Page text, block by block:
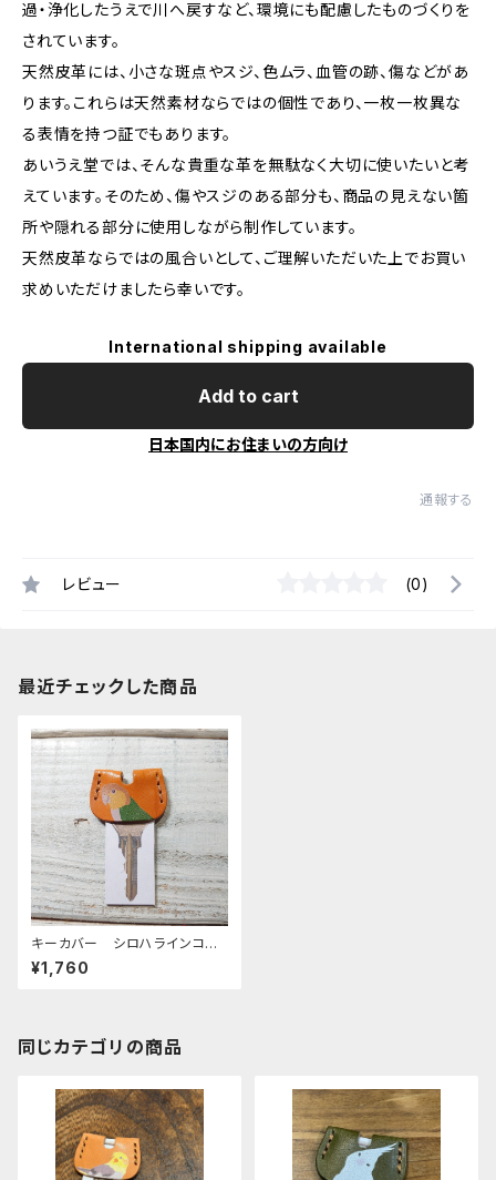
過・浄化したうえで川へ戻すなど、環境にも配慮したものづくりを
されています。
天然皮革には、小さな斑点やスジ、色ムラ、血管の跡、傷などがあ
ります。これらは天然素材ならではの個性であり、一枚一枚異な
る表情を持つ証でもあります。
あいうえ堂では、そんな貴重な革を無駄なく大切に使いたいと考
えています。そのため、傷やスジのある部分も、商品の見えない箇
所や隠れる部分に使用しながら制作しています。
天然皮革ならではの風合いとして、ご理解いただいた上でお買い
求めいただけましたら幸いです。
International shipping available
Add to cart
日本国内にお住まいの方向け
通報する
レビュー (0)
最近チェックした商品
キーカバー シロハラインコ
キャメル
¥1,760
同じカテゴリの商品